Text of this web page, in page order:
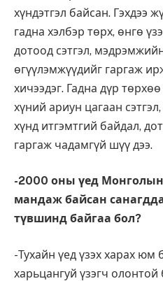
хүндэтгэл байсан. Гэхдээ
гадна хэлбэр төрх, өнгө
дотоод сэтгэл,
өгүүлэмжүүдийг гаргаж
хичээдэг. Гадна дүр
хүний ариун цагаан
хүнд итгэмтгий байдал,
гаргаж чадамгүй шүү дээ.
-2000 оны үед
мандаж байсан
түвшинд байгаа бол?
-Тухайн үед үзэх харах юм
харьцангуй үзэгч